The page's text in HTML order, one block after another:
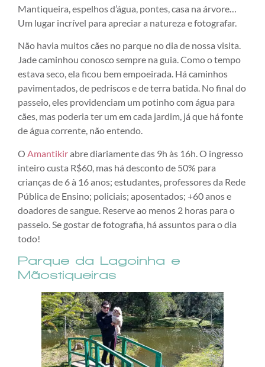
Mantiqueira, espelhos d’água, pontes, casa na árvore…
Um lugar incrível para apreciar a natureza e fotografar.
Não havia muitos cães no parque no dia de nossa visita.
Jade caminhou conosco sempre na guia. Como o tempo
estava seco, ela ficou bem empoeirada. Há caminhos
pavimentados, de pedriscos e de terra batida. No final do
passeio, eles providenciam um potinho com água para
cães, mas poderia ter um em cada jardim, já que há fonte
de água corrente, não entendo.
O Amantikirabre diariamente das 9h às 16h. O ingresso
inteiro custa R$60, mas há desconto de 50% para
crianças de 6 à 16 anos; estudantes, professores da Rede
Pública de Ensino; policiais; aposentados; +60 anos e
doadores de sangue. Reserve ao menos 2 horas para o
passeio. Se gostar de fotografia, há assuntos para o dia
todo!
Parque da Lagoinha e
Mãostiqueiras